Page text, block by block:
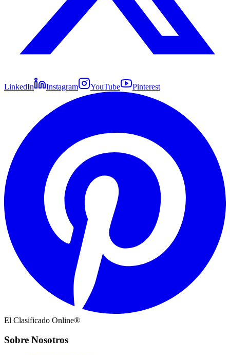
LinkedIn Instagram YouTube Pinterest
El Clasificado Online®
Sobre Nosotros